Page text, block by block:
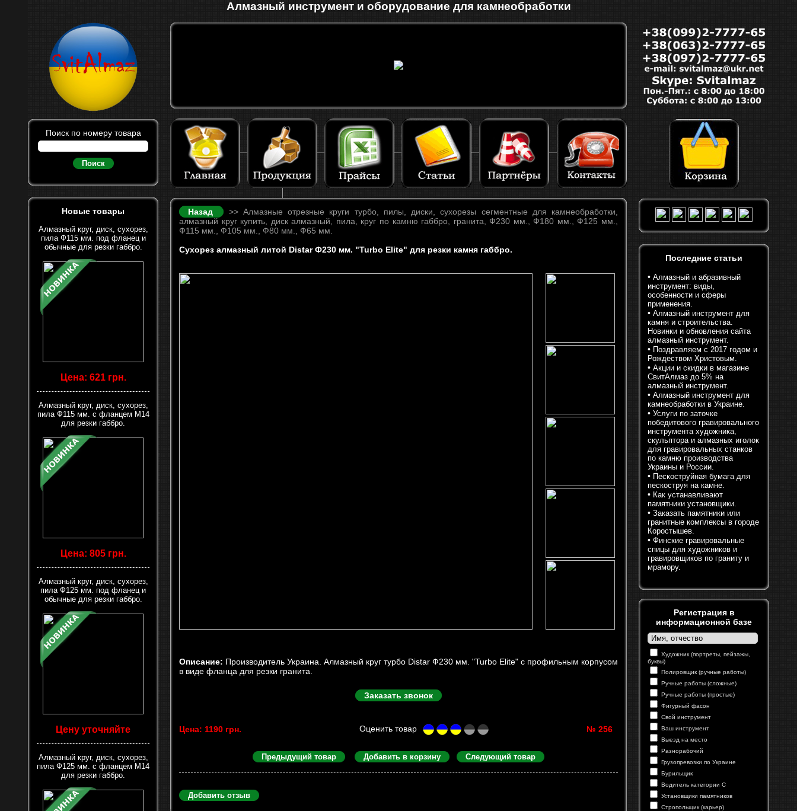
Алмазный инструмент и оборудование для камнеобработки
Поиск по номеру товара
Поиск
Новые товары
Алмазный круг, диск, сухорез,
пила Ф115 мм. под фланец и
обычные для резки габбро.
Цена: 621 грн.
Алмазный круг, диск, сухорез,
пила Ф115 мм. с фланцем М14
для резки габбро.
Цена: 805 грн.
Алмазный круг, диск, сухорез,
пила Ф125 мм. под фланец и
обычные для резки габбро.
Цену уточняйте
Алмазный круг, диск, сухорез,
пила Ф125 мм. с фланцем М14
для резки габбро.
Назад
>> Алмазные отрезные круги турбо, пилы, диски, сухорезы сегментные для камнеобработки,
алмазный круг купить, диск алмазный, пила, круг по камню габбро, гранита, Ф230 мм., Ф180 мм., Ф125 мм.,
Ф115 мм., Ф105 мм., Ф80 мм., Ф65 мм.
Сухорез алмазный литой Distar Ф230 мм. "Turbo Elite" для резки камня габбро.
Описание: Производитель Украина. Алмазный круг турбо Distar Ф230 мм. "Turbo Elite" с профильным корпусом
в виде фланца для резки гранита.
Заказать звонок
Цена: 1190 грн. № 256
Предыдущий товар Добавить в корзину Следующий товар
Добавить отзыв
Последние статьи
• Алмазный и абразивный
инструмент: виды,
особенности и сферы
применения.
• Алмазный инструмент для
камня и строительства.
Новинки и обновления сайта
алмазный инструмент.
• Поздравляем с 2017 годом и
Рождеством Христовым.
• Акции и скидки в магазине
СвитАлмаз до 5% на
алмазный инструмент.
• Алмазный инструмент для
камнеобработки в Украине.
• Услуги по заточке
победитового гравировального
инструмента художника,
скульптора и алмазных иголок
для гравировальных станков
по камню производства
Украины и России.
• Пескоструйная бумага для
пескоструя на камне.
• Как устанавливают
памятники установщики.
• Заказать памятники или
гранитные комплексы в городе
Коростышев.
• Финские гравировальные
спицы для художников и
гравировщиков по граниту и
мрамору.
Регистрация в
информационной базе
Художник (портреты, пейзажы,
буквы)
Полировщик (ручные работы)
Ручные работы (сложные)
Ручные работы (простые)
Фигурный фасон
Свой инструмент
Ваш инструмент
Выезд на место
Разнорабочий
Грузопревозки по Украине
Бурильщик
Водитель категории С
Установщики памятников
Стропольщик (карьер)